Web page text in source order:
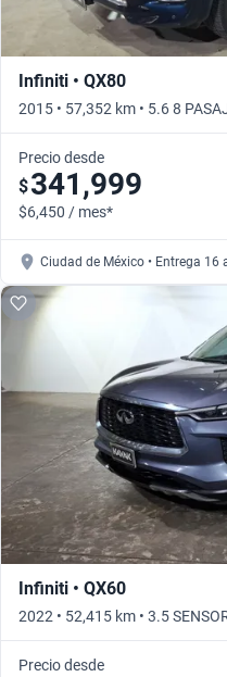
Infiniti • QX80
2015 • 57,352 km • 5.6 8
Precio desde
$341,999
$6,450 / mes*
Ciudad de México • Entrega 16
Infiniti • QX60
2022 • 52,415 km • 3.5
Precio desde